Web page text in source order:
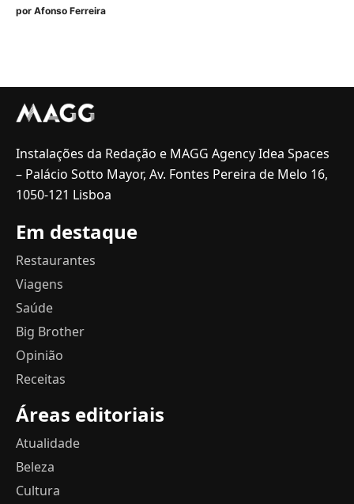
por Afonso Ferreira
Instalações da Redação e MAGG Agency Idea Spaces
– Palácio Sotto Mayor, Av. Fontes Pereira de Melo 16,
1050-121 Lisboa
Em destaque
Restaurantes
Viagens
Saúde
Big Brother
Opinião
Receitas
Áreas editoriais
Atualidade
Beleza
Cultura